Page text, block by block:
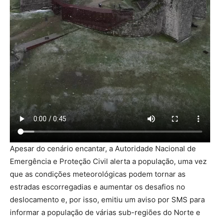
Apesar do cenário encantar, a Autoridade Nacional de
Emergência e Proteção Civil alerta a população, uma vez
que as condições meteorológicas podem tornar as
estradas escorregadias e aumentar os desafios no
deslocamento e, por isso, emitiu um aviso por SMS para
informar a população de várias sub-regiões do Norte e